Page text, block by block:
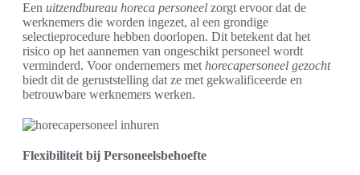
Een uitzendbureau horeca personeel zorgt ervoor dat de
werknemers die worden ingezet, al een grondige
selectieprocedure hebben doorlopen. Dit betekent dat het
risico op het aannemen van ongeschikt personeel wordt
verminderd. Voor ondernemers met horecapersoneel gezocht
biedt dit de geruststelling dat ze met gekwalificeerde en
betrouwbare werknemers werken.
Flexibiliteit bij Personeelsbehoefte